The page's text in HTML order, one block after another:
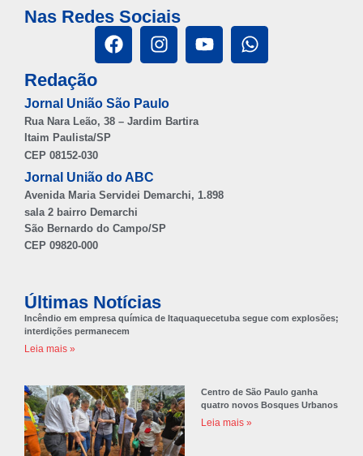
Nas Redes Sociais
Redação
Jornal União São Paulo
Rua Nara Leão, 38 – Jardim Bartira
Itaim Paulista/SP
CEP 08152-030
Jornal União do ABC
Avenida Maria Servidei Demarchi, 1.898
sala 2 bairro Demarchi
São Bernardo do Campo/SP
CEP 09820-000
Últimas Notícias
Incêndio em empresa química de Itaquaquecetuba segue com explosões;
interdições permanecem
Leia mais »
Centro de São Paulo ganha
quatro novos Bosques Urbanos
Leia mais »